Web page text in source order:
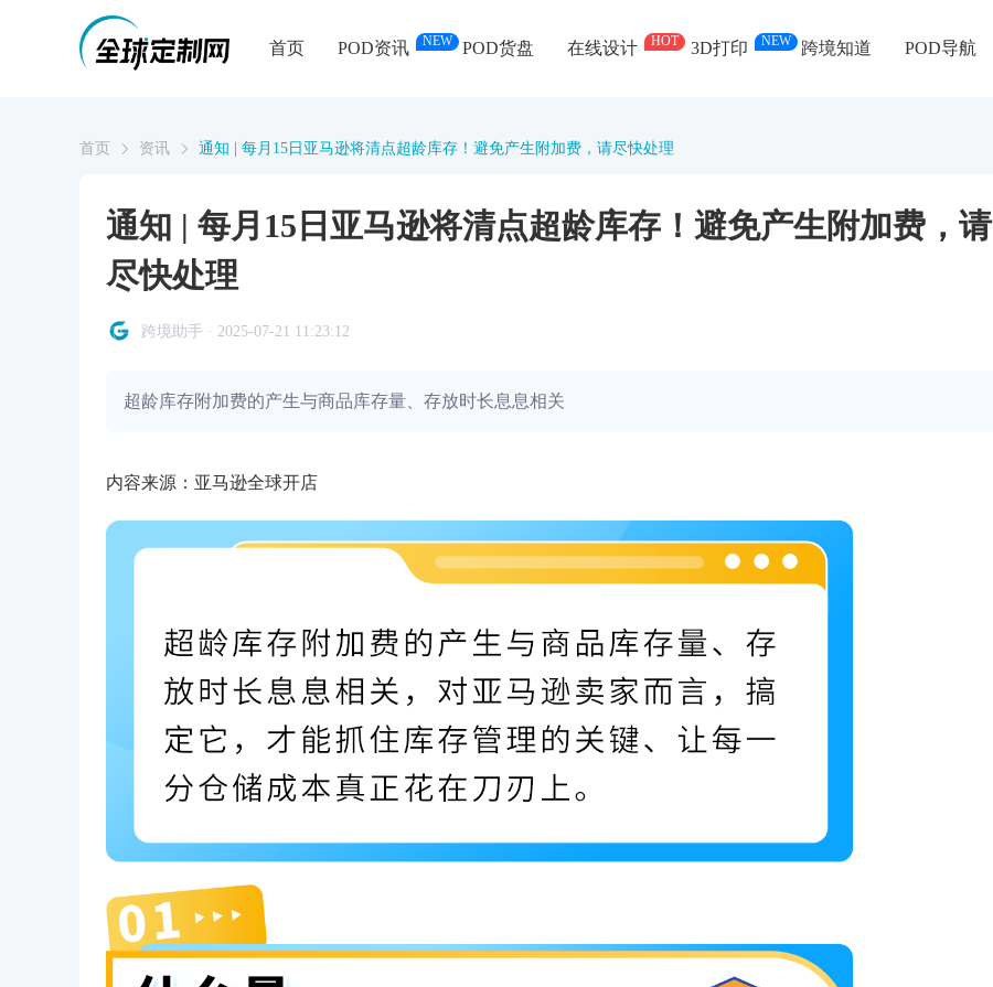
首页 POD资讯 NEW POD货盘 在线设计 HOT 3D打印 NEW 跨境知道 POD导航
首页 资讯 通知 | 每月15日亚马逊将清点超龄库存！避免产生附加费，请尽快处理
通知 | 每月15日亚马逊将清点超龄库存！避免产生附加费，请
尽快处理
跨境助手 · 2025-07-21 11:23:12
超龄库存附加费的产生与商品库存量、存放时长息息相关
内容来源：亚马逊全球开店